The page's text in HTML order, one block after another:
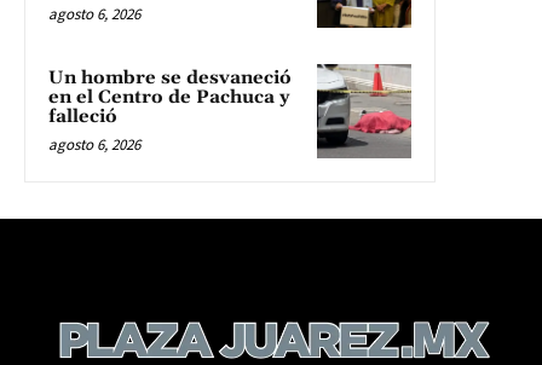
agosto 6, 2026
Un hombre se desvaneció
en el Centro de Pachuca y
falleció
agosto 6, 2026